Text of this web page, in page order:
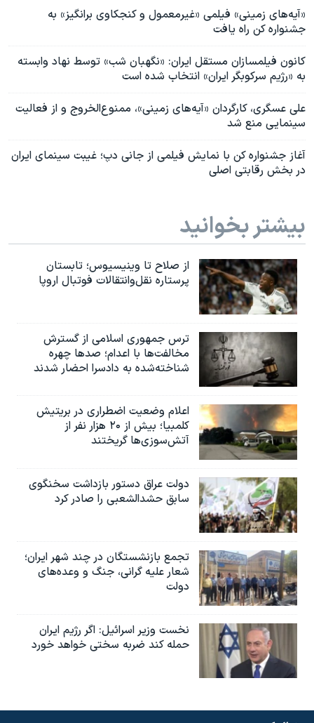
«آیه‌های زمینی‌» فیلمی «غیرمعمول و کنجکاوی‌ برانگیز» به
جشنواره کن راه یافت
کانون فیلمسازان مستقل ایران: «نگهبان شب» توسط نهاد وابسته
به «رژیم سرکوبگر ایران» انتخاب شده است
علی عسگری، کارگردان «آیه‌های زمینی»، ممنوع‌الخروج و از فعالیت‌
سینمایی منع شد
آغاز جشنواره کن با نمایش فیلمی از جانی دپ؛ غیبت سینمای ایران
در بخش رقابتی اصلی
بیشتر بخوانید
از صلاح تا وینیسیوس؛ تابستان
پرستاره نقل‌وانتقالات فوتبال اروپا
ترس جمهوری اسلامی از گسترش
مخالفت‌ها با اعدام؛ صدها چهره
شناخته‌شده به دادسرا احضار شدند
اعلام وضعیت اضطراری در بریتیش
کلمبیا؛ بیش از ۲۰ هزار نفر از
آتش‌سوزی‌ها گریختند
دولت عراق دستور بازداشت سخنگوی
سابق حشدالشعبی را صادر کرد
تجمع بازنشستگان در چند شهر ایران؛
شعار علیه گرانی، جنگ و وعده‌های
دولت
نخست وزیر اسرائيل: اگر رژیم ایران
حمله کند ضربه سختی خواهد خورد